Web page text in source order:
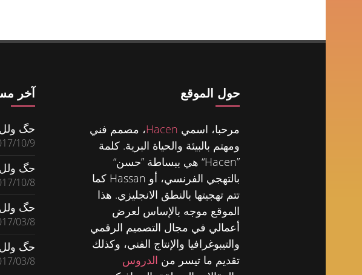
حول الموقع
مرحبا، اسمي Hacen، مصمم فني
ومهتم بالبيئة والحياة البرية. كلمة
”Hacen“ هي ببساطة ”حسن“
بالتهجي الفرنسي، أو Hassan كما
تتم تهجيتها بالنطق الانجليزي. هذا
الموقع موجه بالإساس لعرض
أعمالي في مجال التصميم الرقمي
والتيبوغرافيا والإنتاج الفني، وكذلك
تقديم ما تيسر من الدروس
آخر
حگ
10/9
حگ
10/8
حگ
03/8
حگ
03/8